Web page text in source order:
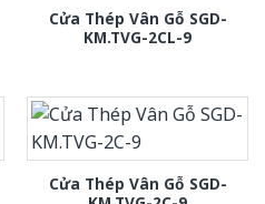
Cửa Thép Vân Gỗ SGD-
KM.TVG-2CL-9
Cửa Thép Vân Gỗ SGD-